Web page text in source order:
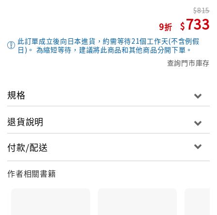
9
815
733
此訂單成立後向日本進貨，約需等待21個工作天(不含例假
日)。 為縮短等待，建議將此商品和其他商品分開下單。
查詢門市庫存
規格
退貨說明
付款/配送
作者相關書籍